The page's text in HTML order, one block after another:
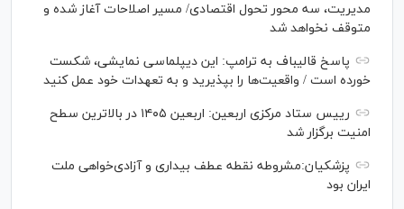
مدیریت، سه محور تحول اقتصادی/ مسیر اصلاحات آغاز شده و
متوقف نخواهد شد
پاسخ قالیباف به ترامپ: این دیپلماسی نمایشی، شکست
خورده است / واقعیت‌ها را بپذیرید و به تعهدات خود عمل کنید
رییس ستاد مرکزی اربعین: اربعین ۱۴۰۵ در بالاترین سطح
امنیت برگزار شد
پزشکیان:مشروطه نقطه عطف بیداری و آزادی‌خواهی ملت
ایران بود